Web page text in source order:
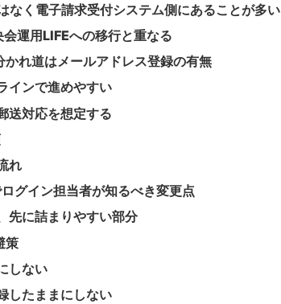
なく電子請求受付システム側にあることが多い
運用LIFEへの移行と重なる
かれ道はメールアドレス登録の有無
インで進めやすい
送対応を想定する
れ
グイン担当者が知るべき変更点
先に詰まりやすい部分
策
しない
したままにしない